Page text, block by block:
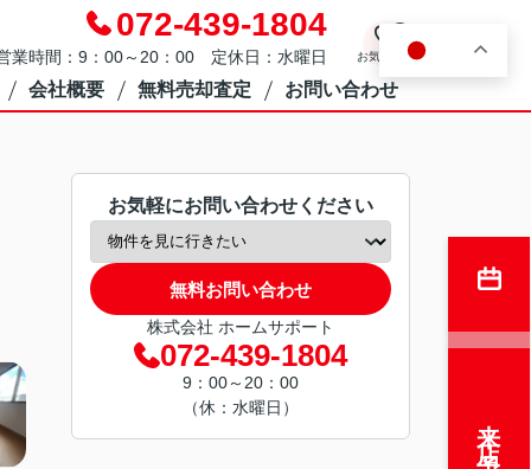
072-439-1804
業時間：9：00～20：00 定休日：水曜日 お気に入り
会社概要 無料売却査定 お問い合わせ
お気軽にお問い合わせください
無料お問い合わせ
株式会社 ホームサポート
072-439-1804
9：00～20：00
（休：水曜日）
来店予約